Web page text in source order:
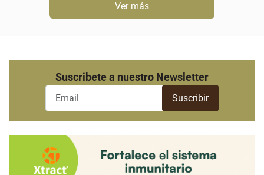
Ver más
Suscribete a nuestro Newsletter